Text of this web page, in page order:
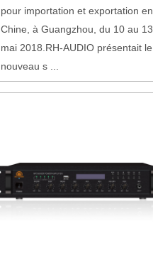
pour importation et exportation en
Chine, à Guangzhou, du 10 au 13
mai 2018.RH-AUDIO présentait le
nouveau s ...